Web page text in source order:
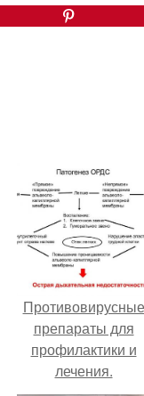
Противовирусные
препараты для
профилактики и
лечения.